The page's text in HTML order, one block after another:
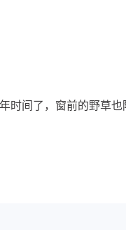
间了，窗前的野草